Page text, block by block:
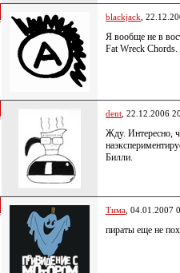
blackjack ,
Я вообще не в
Fat Wreck
dent , 22.12.2006
Жду. Интересно,
Билли.
Тима , 04.01.2007
пираты еще не